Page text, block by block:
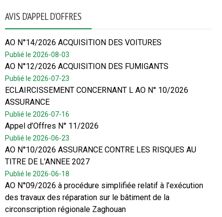
AVIS D’APPEL D’OFFRES
AO N°14/2026 ACQUISITION DES VOITURES
Publié le 2026-08-03
AO N°12/2026 ACQUISITION DES FUMIGANTS
Publié le 2026-07-23
ECLAIRCISSEMENT CONCERNANT L AO N° 10/2026
ASSURANCE
Publié le 2026-07-16
Appel d’Offres N° 11/2026
Publié le 2026-06-23
AO N°10/2026 ASSURANCE CONTRE LES RISQUES AU
TITRE DE L’ANNEE 2027
Publié le 2026-06-18
AO N°09/2026 à procédure simplifiée relatif à l’exécution
des travaux des réparation sur le bâtiment de la
circonscription régionale Zaghouan